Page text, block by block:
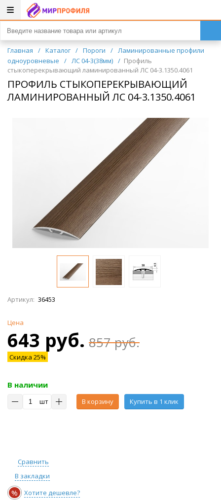
Главная / Каталог / Пороги / Ламинированные профили
одноуровневые
/ ЛС 04-3(38мм) / Профиль
стыкоперекрывающий ламинированный ЛС 04-3.1350.4061
ПРОФИЛЬ СТЫКОПЕРЕКРЫВАЮЩИЙ
ЛАМИНИРОВАННЫЙ ЛС 04-3.1350.4061
Артикул: 36453
Цена
643 руб. 857 руб.
Скидка 25%
В наличии
шт В корзину Купить в 1 клик
Сравнить
В закладки
% Хотите дешевле?